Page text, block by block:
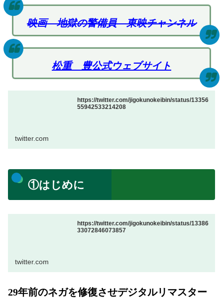
映画 地獄の警備員 東映チャンネル
松重 豊公式ウェブサイト
https://twitter.com/jigokunokeibin/status/13356
55942533214208
twitter.com
①はじめに
https://twitter.com/jigokunokeibin/status/13386
33072846073857
twitter.com
29年前のネガを修復させデジタルリマスター